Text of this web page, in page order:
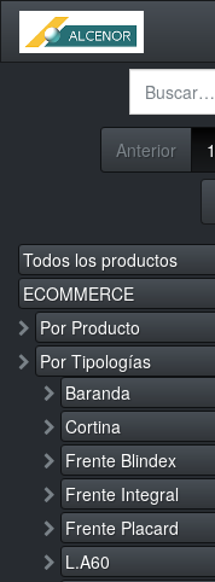
Anterior 1
Todos los productos
ECOMMERCE
Por Producto
Por Tipologías
Baranda
Cortina
Frente Blindex
Frente Integral
Frente Placard
L.A60